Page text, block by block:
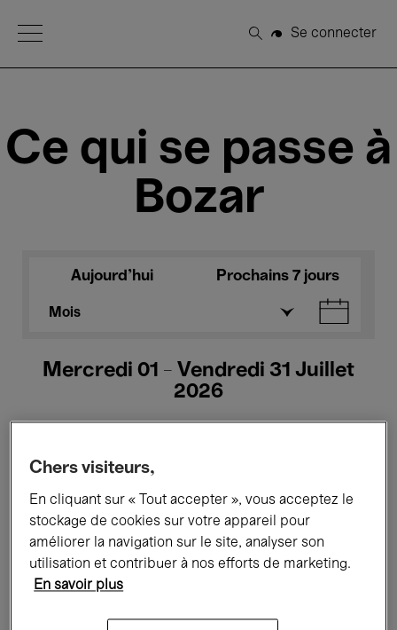
Open Menu
Rechercher
Se connecter
Ce qui se passe à
Bozar
Aujourd'hui Prochains 7 jours
Mois
Mercredi 01 - Vendredi 31 Juillet
2026
Tous les événements Concerts
Expositions Films Performances
Rencontres & Débats
Musique classique Global Music
Chers visiteurs,
En cliquant sur « Tout accepter », vous acceptez le
stockage de cookies sur votre appareil pour
améliorer la navigation sur le site, analyser son
utilisation et contribuer à nos efforts de marketing.
En savoir plus